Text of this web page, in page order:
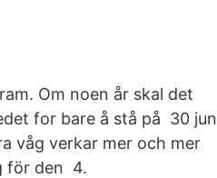
Om noen år skal det
for bare å stå på 30 jun
våg verkar mer och mer
för den 4.